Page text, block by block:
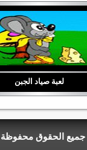
لعبة صياد الجبن
جميع الحقوق محفوظة 2007 - 2026 | العاب بنات جدة دولز